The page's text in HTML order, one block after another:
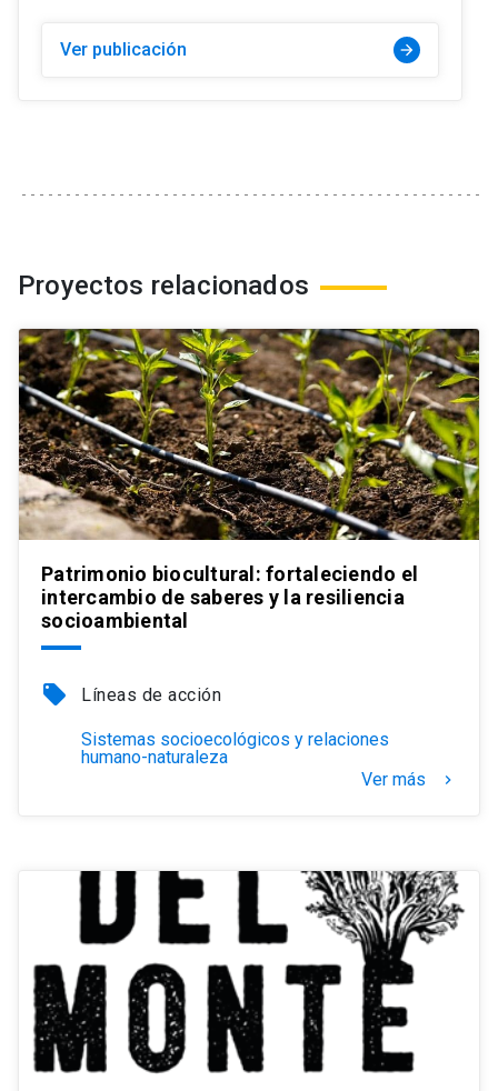
Ver publicación arrow_forward
Proyectos relacionados
Patrimonio biocultural: fortaleciendo el
intercambio de saberes y la resiliencia
socioambiental
local_offer Líneas de acción
Sistemas socioecológicos y relaciones
humano-naturaleza
Ver más
keyboard_arrow_right